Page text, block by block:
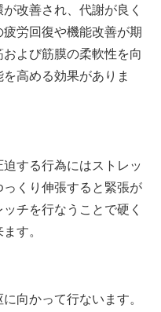
改善され、代謝が良く
労回復や機能改善が期
よび筋膜の柔軟性を向
高める効果がありま
する行為にはストレッ
くり伸張すると緊張が
チを行なうことで硬く
す。
向かって行ないます。